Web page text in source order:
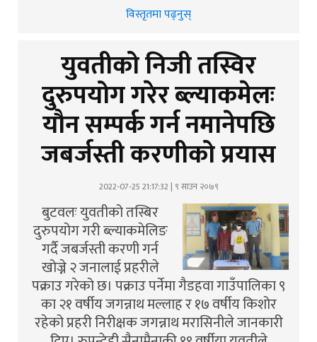
विस्तृतमा पढ्नुस्
युवतीको निजी तस्विर
दुरुपयोग गरेर ब्ल्याकमेलः
यौन सम्पर्क गर्न नमानेपछि
जबर्जस्ती करणीको प्रयास
2022-07-25 21:17:32 | ९ साउन २०७९
बुटवलः युवतीको तस्बिर
दुरुपयोग गरी ब्ल्याकमेलिङ
गर्दै जबर्जस्ती करणी गर्न
खोज्ने २ जनालाई प्रहरीले
पक्राउ गरेको छ। पक्राउ पर्नेमा गैडहवा गाउँपालिका ९
का २१ वर्षीय जगन्नाथ मल्लाह र १७ वर्षीय किशोर
रहेको प्रहरी निरीक्षक जगन्नाथ मरासिनीले जानकारी